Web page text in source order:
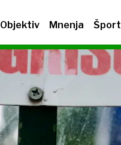
Objektiv Mnenja Šport